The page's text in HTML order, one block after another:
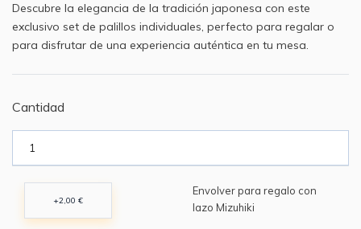
Descubre la elegancia de la tradición japonesa con este
exclusivo set de palillos individuales, perfecto para regalar o
para disfrutar de una experiencia auténtica en tu mesa.
Cantidad
+2,00 €
Envolver para regalo con
lazo Mizuhiki